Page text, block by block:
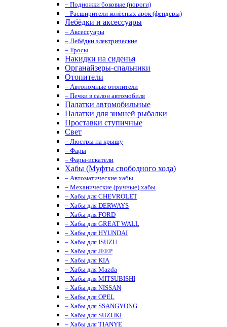
– Подножки боковые (пороги)
– Расширители колёсных арок (фендеры)
Лебёдки и аксессуары
– Аксессуары
– Лебёдки электрические
– Тросы
Накидки на сиденья
Органайзеры-спальники
Отопители
– Автономные отопители
– Печки в салон автомобиля
Палатки автомобильные
Палатки для зимней рыбалки
Проставки ступичные
Свет
– Люстры на крышу
– Фары
– Фары-искатели
Хабы (Муфты свободного хода)
– Автоматические хабы
– Механические (ручные) хабы
– Хабы для CHEVROLET
– Хабы для DERWAYS
– Хабы для FORD
– Хабы для GREAT WALL
– Хабы для HYUNDAI
– Хабы для ISUZU
– Хабы для JEEP
– Хабы для KIA
– Хабы для Mazda
– Хабы для MITSUBISHI
– Хабы для NISSAN
– Хабы для OPEL
– Хабы для SSANGYONG
– Хабы для SUZUKI
– Хабы для TIANYE